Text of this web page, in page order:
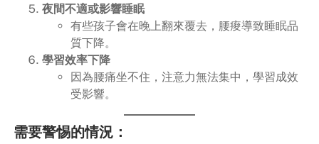
夜間不適或影響睡眠
有些孩子會在晚上翻來覆去，腰痠導致睡眠品
質下降。
學習效率下降
因為腰痛坐不住，注意力無法集中，學習成效
受影響。
需要警惕的情況：